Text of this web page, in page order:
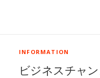
INFORMATION
ビジネスチャ